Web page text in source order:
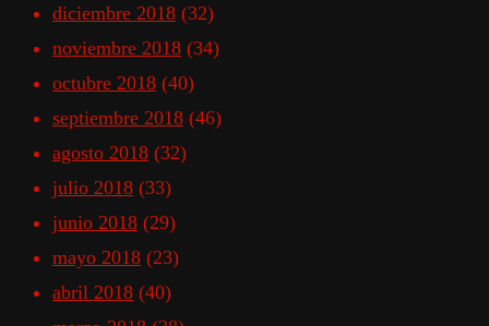
diciembre 2018 (32)
noviembre 2018 (34)
octubre 2018 (40)
septiembre 2018 (46)
agosto 2018 (32)
julio 2018 (33)
junio 2018 (29)
mayo 2018 (23)
abril 2018 (40)